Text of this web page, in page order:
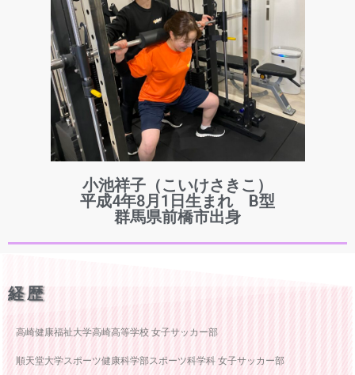
小池祥子（こいけさきこ）
平成4年8月1日生まれ B型
群馬県前橋市出身
経歴
高崎健康福祉大学高崎高等学校 女子サッカー部
順天堂大学スポーツ健康科学部スポーツ科学科 女子サッカー部